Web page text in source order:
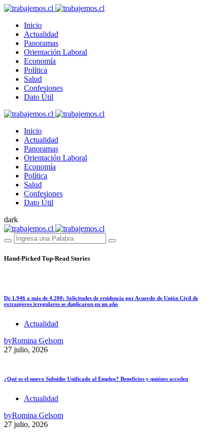
Inicio
Actualidad
Panoramas
Orientación Laboral
Economía
Política
Salud
Confesiones
Dato Útil
Inicio
Actualidad
Panoramas
Orientación Laboral
Economía
Política
Salud
Confesiones
Dato Útil
dark
Hand-Picked Top-Read Stories
De 1.946 a más de 4.200: Solicitudes de residencia por Acuerdo de Unión Civil de
extranjeros irregulares se duplicaron en un año
Actualidad
byRomina Gelsom
27 julio, 2026
¿Qué es el nuevo Subsidio Unificado al Empleo? Beneficios y quiénes acceden
Actualidad
byRomina Gelsom
27 julio, 2026